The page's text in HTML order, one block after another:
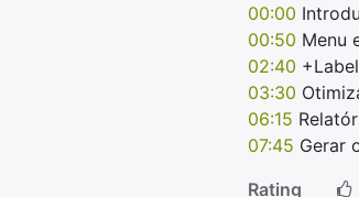
00:00
00:50 Menu
02:40
03:30
06:15
07:45 Gerar
Rating